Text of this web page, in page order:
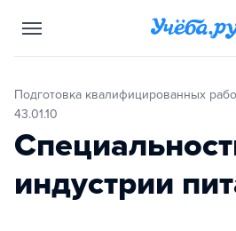
Подготовка квалифицированных рабочих, код направления
43.01.10
индустрии